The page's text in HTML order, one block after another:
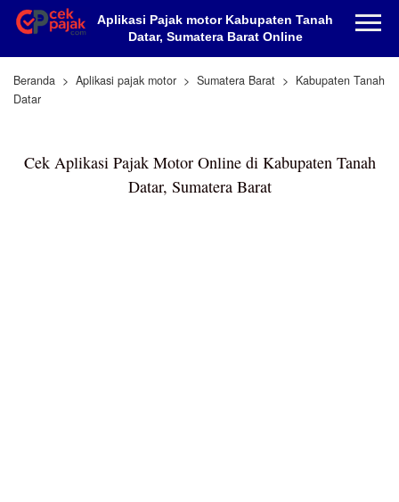
Aplikasi Pajak motor Kabupaten Tanah
Datar, Sumatera Barat Online
Beranda Aplikasi pajak motor Sumatera Barat
Kabupaten Tanah
Datar
Cek Aplikasi Pajak Motor Online di Kabupaten Tanah
Datar, Sumatera Barat